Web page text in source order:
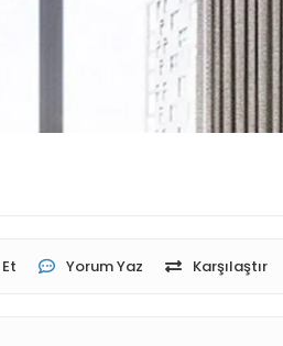
Yorum Yaz Karşılaştır